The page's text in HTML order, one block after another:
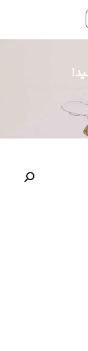
سفید بزرگ به جای چشم و
و فریبنده.